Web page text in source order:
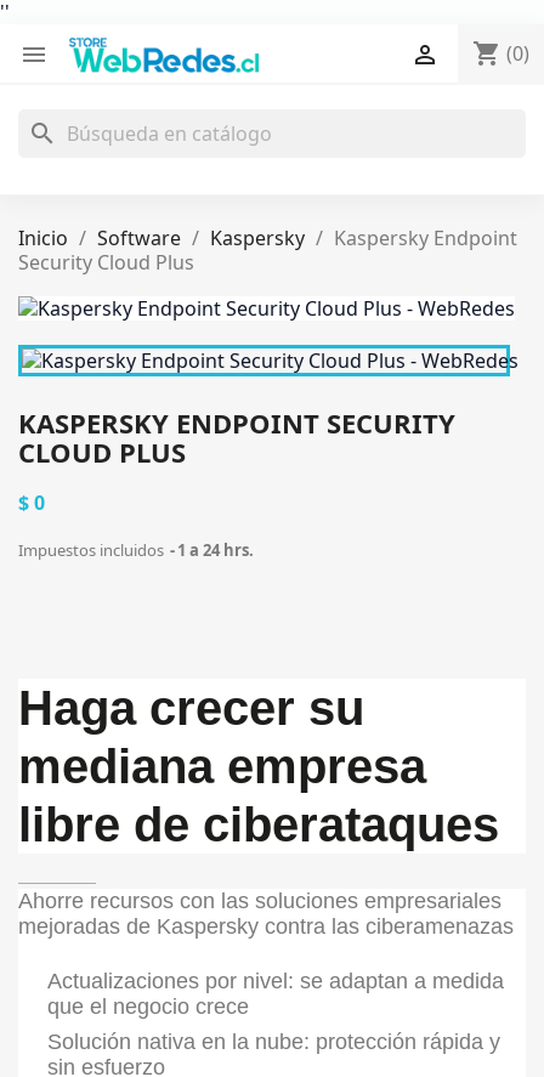
''
 shopping_cart (0)

search
Inicio Software Kaspersky
Kaspersky Endpoint
Security Cloud Plus
KASPERSKY ENDPOINT SECURITY
CLOUD PLUS
$ 0
Impuestos incluidos 1 a 24 hrs.
Haga crecer su
mediana empresa
libre de ciberataques
Ahorre recursos con las soluciones empresariales
mejoradas de Kaspersky contra las ciberamenazas
Actualizaciones por nivel: se adaptan a medida
que el negocio crece
Solución nativa en la nube: protección rápida y
sin esfuerzo